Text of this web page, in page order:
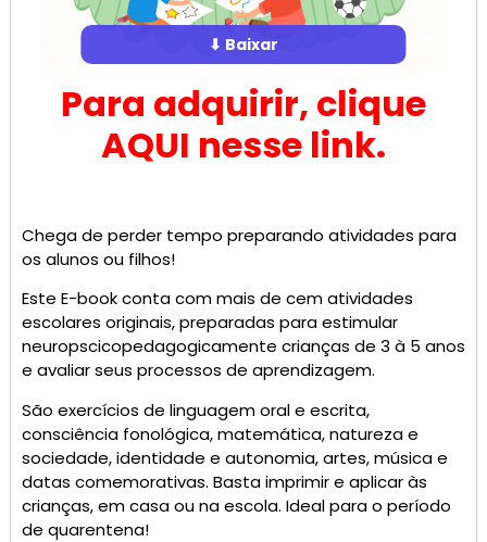
⬇ Baixar
Para adquirir, clique
AQUI nesse link.
Chega de perder tempo preparando atividades para
os alunos ou filhos!
Este E-book conta com mais de cem atividades
escolares originais, preparadas para estimular
neuropscicopedagogicamente crianças de 3 à 5 anos
e avaliar seus processos de aprendizagem.
São exercícios de linguagem oral e escrita,
consciência fonológica, matemática, natureza e
sociedade, identidade e autonomia, artes, música e
datas comemorativas. Basta imprimir e aplicar às
crianças, em casa ou na escola. Ideal para o período
de quarentena!